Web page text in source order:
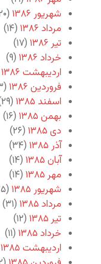
شهریور ۱۳۸۶
(۲۰)
مرداد ۱۳۸۶
(۱۴)
تیر ۱۳۸۶
(۱۷)
خرداد ۱۳۸۶
(۹)
اردیبهشت ۱۳۸۶
فروردین ۱۳۸۶
(۲۳)
اسفند ۱۳۸۵
(۲۹)
بهمن ۱۳۸۵
(۱۶)
دی ۱۳۸۵
(۲۶)
آذر ۱۳۸۵
(۳۴)
آبان ۱۳۸۵
(۱۴)
مهر ۱۳۸۵
(۱۴)
شهریور ۱۳۸۵
(۲۵)
مرداد ۱۳۸۵
(۳۱)
تیر ۱۳۸۵
(۱۲)
خرداد ۱۳۸۵
(۱۱)
اردیبهشت ۱۳۸۵